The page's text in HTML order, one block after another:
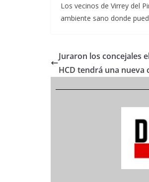
Los vecinos de Virrey del
ambiente sano donde
Juraron los concejales
HCD tendrá una nueva